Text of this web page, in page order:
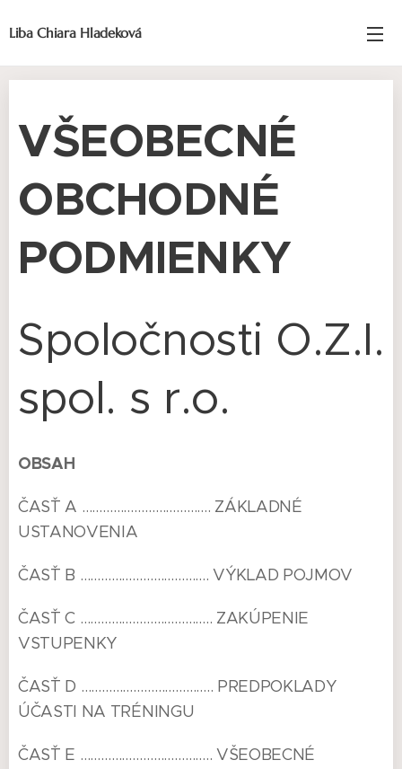
Liba Chiara Hladeková
VŠEOBECNÉ
OBCHODNÉ
PODMIENKY
Spoločnosti O.Z.I.
spol. s r.o.
OBSAH
ČASŤ A ………………………………. ZÁKLADNÉ
USTANOVENIA
ČASŤ B ………………………………. VÝKLAD POJMOV
ČASŤ C ……………………………….. ZAKÚPENIE
VSTUPENKY
ČASŤ D ……………………………….. PREDPOKLADY
ÚČASTI NA TRÉNINGU
ČASŤ E ……………………………….. VŠEOBECNÉ